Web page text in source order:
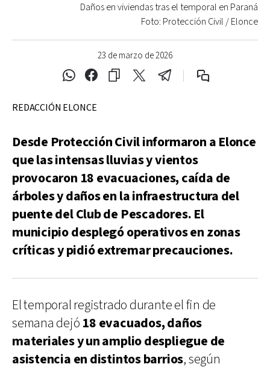
23 de marzo de 2026
Daños en viviendas tras el temporal en Paraná
Foto: Protección Civil / Elonce
REDACCIÓN ELONCE
Desde Protección Civil informaron a Elonce
que las intensas lluvias y vientos
provocaron 18 evacuaciones, caída de
árboles y daños en la infraestructura del
puente del Club de Pescadores. El
municipio desplegó operativos en zonas
críticas y pidió extremar precauciones.
El temporal registrado durante el fin de
semana dejó 18 evacuados, daños
materiales y un amplio despliegue de
asistencia en distintos barrios, según